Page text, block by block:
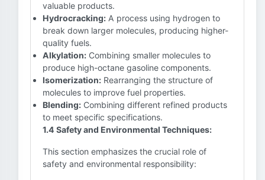
valuable products.
Hydrocracking: A process using hydrogen to
break down larger molecules, producing higher-
quality fuels.
Alkylation: Combining smaller molecules to
produce high-octane gasoline components.
Isomerization: Rearranging the structure of
molecules to improve fuel properties.
Blending: Combining different refined products
to meet specific specifications.
1.4 Safety and Environmental Techniques:
This section emphasizes the crucial role of
safety and environmental responsibility: